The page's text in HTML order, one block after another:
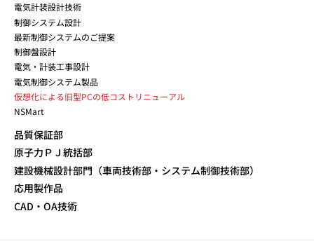
電気計装設計技術
制御システム設計
最新制御システムのご提案
制御盤設計
電気・計装工事設計
電気制御システム製品
仮想化による旧型PCの低コストリニューアル
NSMart
品質保証部
原子力ＰＪ統括部
建設機械設計部門（車両技術部・システム制御技術部）
応用製作品
CAD・OA技術